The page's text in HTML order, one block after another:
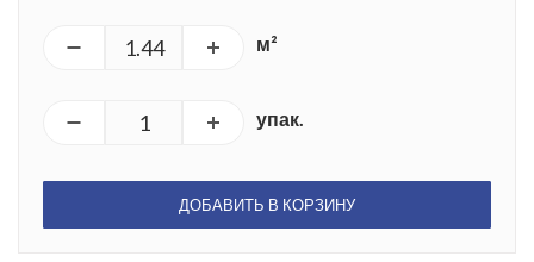
м²
упак.
ДОБАВИТЬ В КОРЗИНУ